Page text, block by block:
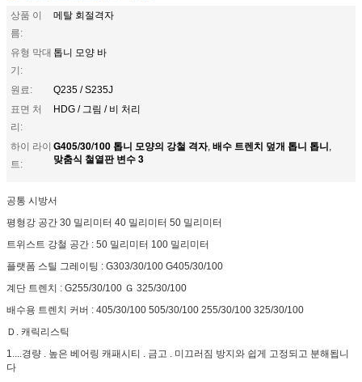
상품 이
름:
메탈 회절격자
유형 막대
기:
톱니 모양 바
원료:
Q235 / S235J
표면 처
리:
HDG / 그림 / 비 처리
하이 라이
트:
G405/30/100 톱니 모양의 강철 격자, 배수 트렌치 덮개 톱니 톱니,
맞춤식 철열판 변수 3
공통 시방서
평형강 공간 30 밀리미터 40 밀리미터 50 밀리미터
트위스트 강철 공간 : 50 밀리미터 100 밀리미터
플랫폼 스틸 그레이팅 : G303/30/100 G405/30/100
계단 트렌치 : G255/30/100 Ｇ 325/30/100
배수용 트렌치 커버 : 405/30/100 505/30/100 255/30/100 325/30/100
Ｄ. 캐릭리스틱
1....경량 . 높은 베어링 캐패시티 . 금고 . 미끄러짐 방지와 쉽게 고정되고 분해됩니
다